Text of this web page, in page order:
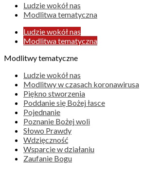
Ludzie wokół nas
Modlitwa tematyczna
Ludzie wokół nas
Modlitwa tematyczna
Modlitwy tematyczne
Ludzie wokół nas
Modlitwy w czasach koronawirusa
Piękno stworzenia
Poddanie się Bożej łasce
Pojednanie
Poznanie Bożej woli
Słowo Prawdy
Wdzięczność
Wsparcie w działaniu
Zaufanie Bogu